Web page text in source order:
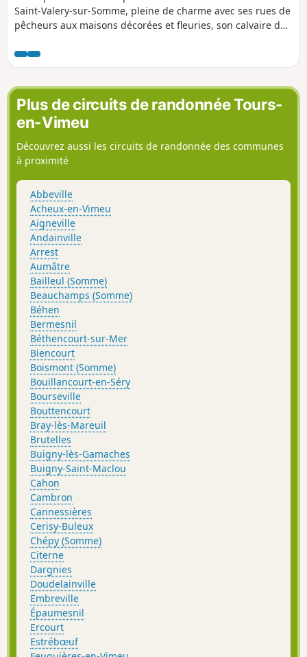
Saint-Valery-sur-Somme, pleine de charme avec ses rues de
pêcheurs aux maisons décorées et fleuries, son calvaire des
long de la Somme ainsi que sa Chapelle Saint-Valery dite
des Marins, sans oublier son histoire avec la Porte Jeanne
d'Arc et de nombreux points de vues sur la baie de Somme
Plus de circuits de randonnée Tours-
en-Vimeu
Découvrez aussi les circuits de randonnée des communes
à proximité
Abbeville
Acheux-en-Vimeu
Aigneville
Andainville
Arrest
Aumâtre
Bailleul (Somme)
Beauchamps (Somme)
Béhen
Bermesnil
Béthencourt-sur-Mer
Biencourt
Boismont (Somme)
Bouillancourt-en-Séry
Bourseville
Bouttencourt
Bray-lès-Mareuil
Brutelles
Buigny-lès-Gamaches
Buigny-Saint-Maclou
Cahon
Cambron
Cannessières
Cerisy-Buleux
Chépy (Somme)
Citerne
Dargnies
Doudelainville
Embreville
Épaumesnil
Ercourt
Estrébœuf